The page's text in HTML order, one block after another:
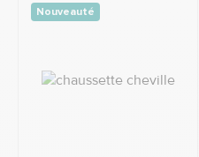
Nouveauté